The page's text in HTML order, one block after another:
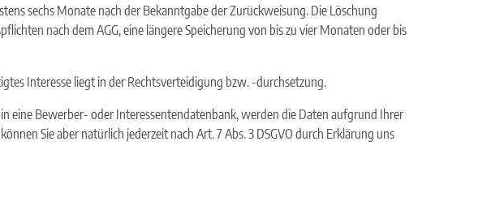
sechs Monate nach der Bekanntgabe der Zurückweisung. Die Löschung
nach dem AGG, eine längere Speicherung von bis zu vier Monaten oder bis
Interesse liegt in der Rechtsverteidigung bzw. -durchsetzung.
eine Bewerber- oder Interessentendatenbank, werden die Daten aufgrund Ihrer
Sie aber natürlich jederzeit nach Art. 7 Abs. 3 DSGVO durch Erklärung uns